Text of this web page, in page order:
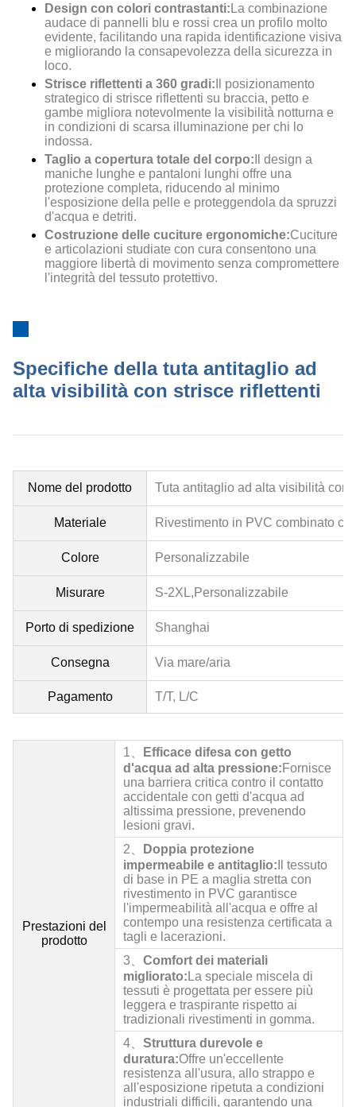
Design con colori contrastanti: La combinazione
audace di pannelli blu e rossi crea un profilo molto
evidente, facilitando una rapida identificazione visiva
e migliorando la consapevolezza della sicurezza in
loco.
Strisce riflettenti a 360 gradi: Il posizionamento
strategico di strisce riflettenti su braccia, petto e
gambe migliora notevolmente la visibilità notturna e
in condizioni di scarsa illuminazione per chi lo
indossa.
Taglio a copertura totale del corpo: Il design a
maniche lunghe e pantaloni lunghi offre una
protezione completa, riducendo al minimo
l'esposizione della pelle e proteggendola da spruzzi
d'acqua e detriti.
Costruzione delle cuciture ergonomiche:Cuciture
e articolazioni studiate con cura consentono una
maggiore libertà di movimento senza compromettere
l'integrità del tessuto protettivo.
Specifiche della tuta antitaglio ad
alta visibilità con strisce riflettenti
Nome del prodotto Tuta antitaglio ad alta visibilità con
Materiale Rivestimento in PVC combinato
Colore Personalizzabile
Misurare S-2XL, Personalizzabile
Porto di spedizione Shanghai
Consegna Via mare/aria
Pagamento T/T, L/C
Prestazioni del
prodotto
1、
Efficace difesa con getto
d'acqua ad alta pressione: Fornisce
una barriera critica contro il contatto
accidentale con getti d'acqua ad
altissima pressione, prevenendo
lesioni gravi.
2、
Doppia protezione
impermeabile e antitaglio: Il tessuto
di base in PE a maglia stretta con
rivestimento in PVC garantisce
l'impermeabilità all'acqua e offre al
contempo una resistenza certificata a
tagli e lacerazioni.
3、 Comfort dei materiali
migliorato: La speciale miscela di
tessuti è progettata per essere più
leggera e traspirante rispetto ai
tradizionali rivestimenti in gomma.
4、 Struttura durevole e
duratura:Offre un'eccellente
resistenza all'usura, allo strappo e
all'esposizione ripetuta a condizioni
industriali difficili, garantendo una